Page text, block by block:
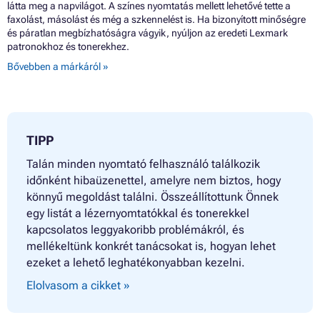
látta meg a napvilágot. A színes nyomtatás mellett lehetővé tette a
faxolást, másolást és még a szkennelést is. Ha bizonyított minőségre
és páratlan megbízhatóságra vágyik, nyúljon az eredeti Lexmark
patronokhoz és tonerekhez.
Bővebben a márkáról »
TIPP
Talán minden nyomtató felhasználó találkozik
időnként hibaüzenettel, amelyre nem biztos, hogy
könnyű megoldást találni. Összeállítottunk Önnek
egy listát a lézernyomtatókkal és tonerekkel
kapcsolatos leggyakoribb problémákról, és
mellékeltünk konkrét tanácsokat is, hogyan lehet
ezeket a lehető leghatékonyabban kezelni.
Elolvasom a cikket »